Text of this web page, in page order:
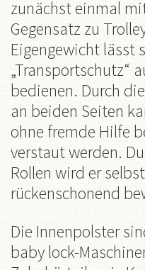
zunächst einmal
Gegensatz zu
Eigengewicht lässt
„Transportschutz“
bedienen. Durch
an beiden Seiten
ohne fremde Hilfe
verstaut werden.
Rollen wird er
rückenschonend
Die Innenpolster
baby lock-